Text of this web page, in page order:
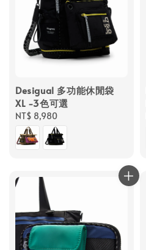
Desigual 多功能休閒袋
XL -3色可選
Regular
price
NT$ 8,980